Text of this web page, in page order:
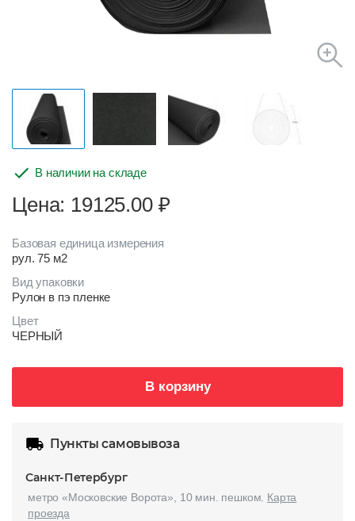
В наличии на складе
Цена: 19125.00 ₽
Базовая единица измерения
рул. 75 м2
Вид упаковки
Рулон в пэ пленке
Цвет
ЧЕРНЫЙ
В корзину
Пункты самовывоза
Санкт-Петербург
метро «Московские Ворота», 10 мин. пешком. Карта
проезда